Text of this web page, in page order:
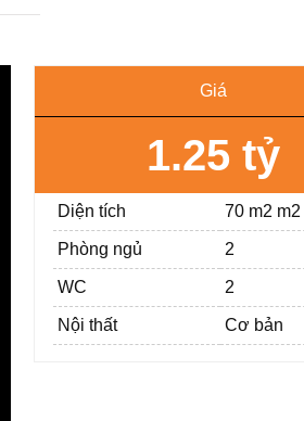
Giá
1.25 tỷ
Diện tích 70 m2 m2
Phòng ngủ 2
WC 2
Nội thất Cơ bản